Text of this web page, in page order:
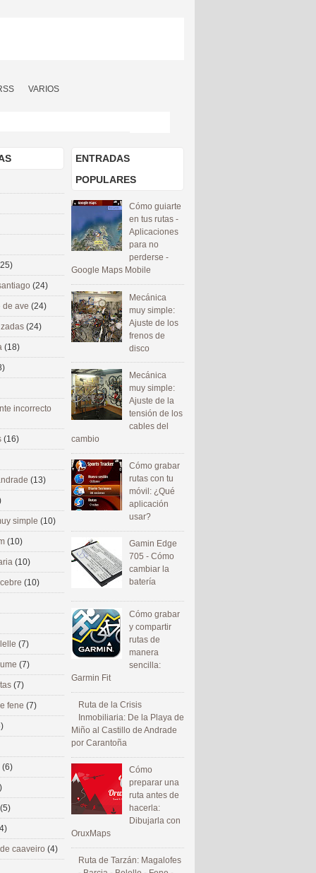
VARIOS
ENTRADAS
POPULARES
Cómo guiarte
en tus rutas -
Aplicaciones
para no
perderse -
Google Maps Mobile
Mecánica
muy simple:
Ajuste de los
frenos de
disco
Mecánica
muy simple:
Ajuste de la
tensión de los
cables del
cambio
Cómo grabar
rutas con tu
móvil: ¿Qué
aplicación
usar?
Gamin Edge
705 - Cómo
cambiar la
batería
Cómo grabar
y compartir
rutas de
manera
sencilla:
Garmin Fit
Ruta de la Crisis
Inmobiliaria: De la Playa de
Miño al Castillo de Andrade
por Carantoña
Cómo
preparar una
ruta antes de
hacerla:
Dibujarla con
OruxMaps
Ruta de Tarzán: Magalofes
(24)
de ave (24)
(24)
(18)
incorrecto
(16)
(13)
simple (10)
(10)
(10)
(10)
(7)
(7)
(7)
fene (7)
(6)
(5)
caaveiro (4)